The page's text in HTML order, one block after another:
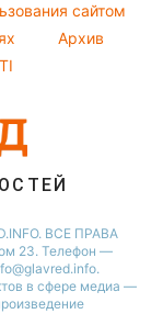
сайтом
Архив
ВСЕ ПРАВА
23. Телефон —
в сфере медиа —